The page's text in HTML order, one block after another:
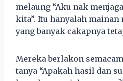
melaung “Aku nak
kita”. Itu hanyalah
yang banyak cakapnya
Mereka berlakon
tanya “Apakah hasil dan